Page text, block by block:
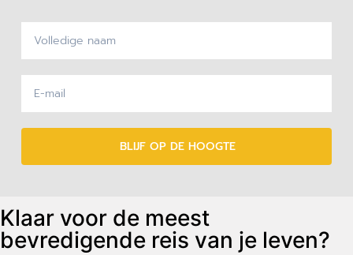
BLIJF OP DE HOOGTE
Klaar voor de meest
bevredigende reis van je leven?